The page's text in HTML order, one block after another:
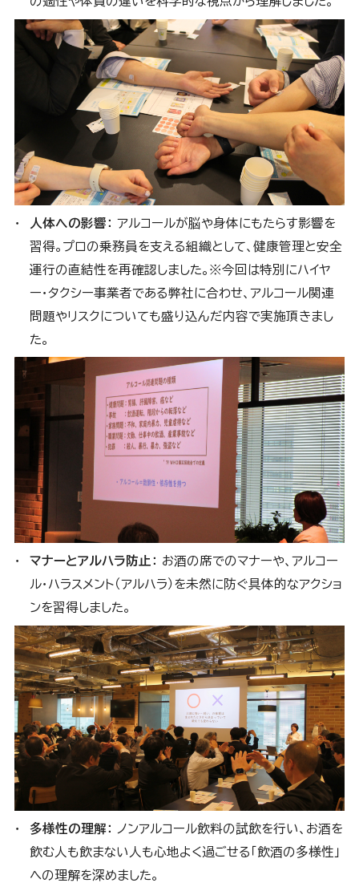
人体への影響： アルコールが脳や身体にもたらす影響を
習得。プロの乗務員を支える組織として、健康管理と安全
運行の直結性を再確認しました。※今回は特別にハイヤ
ー・タクシー事業者である弊社に合わせ、アルコール関連
問題やリスクについても盛り込んだ内容で実施頂きまし
た。
マナーとアルハラ防止： お酒の席でのマナーや、アルコー
ル・ハラスメント（アルハラ）を未然に防ぐ具体的なアクショ
ンを習得しました。
多様性の理解：
ノンアルコール飲料の試飲を行い、お酒を
飲む人も飲まない人も心地よく過ごせる「飲酒の多様性」
への理解を深めました。